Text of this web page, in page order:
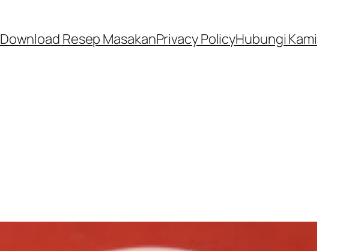
Download Resep MasakanPrivacy PolicyHubungi Kami